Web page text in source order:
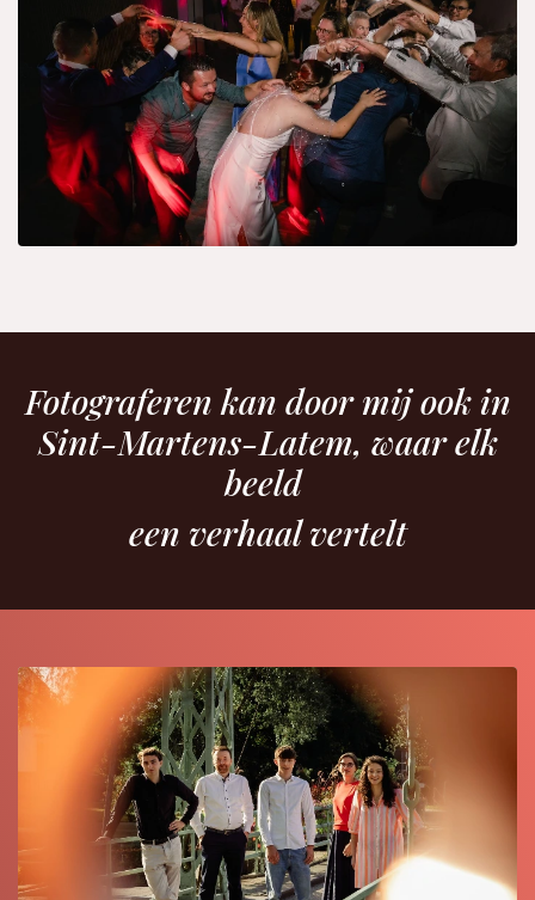
Fotograferen kan door mij ook in
Sint-Martens-Latem, waar elk
beeld
een verhaal vertelt